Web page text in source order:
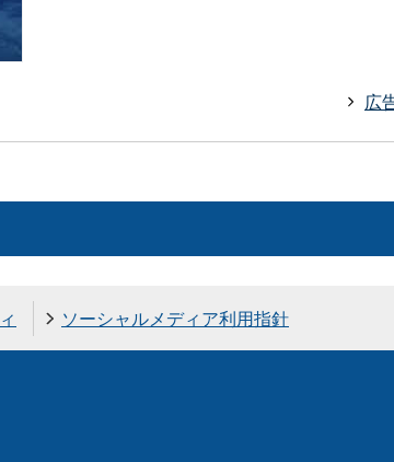
広
ソーシャルメディア利用指針